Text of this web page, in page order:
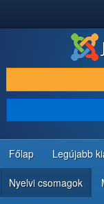
LETÖLTÉS ÉS
FEDEZZE FEL ÉS
KÖZÖSSÉG ÉS
FEJLESZTŐI
Főlap Legújabb
Nyelvi csomagok